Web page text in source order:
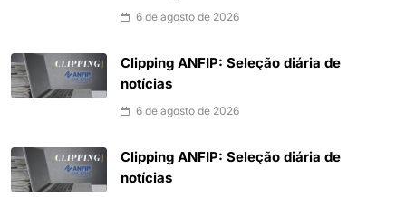
6 de agosto de 2026
Clipping ANFIP: Seleção diária de
notícias
6 de agosto de 2026
Clipping ANFIP: Seleção diária de
notícias